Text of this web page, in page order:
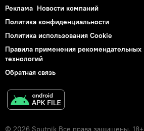
Реклама Новости компаний
Политика конфиденциальности
Политика использования Cookie
Правила применения рекомендательных
технологий
Обратная связь
© 2026 Sputnik Все права защищены. 18+